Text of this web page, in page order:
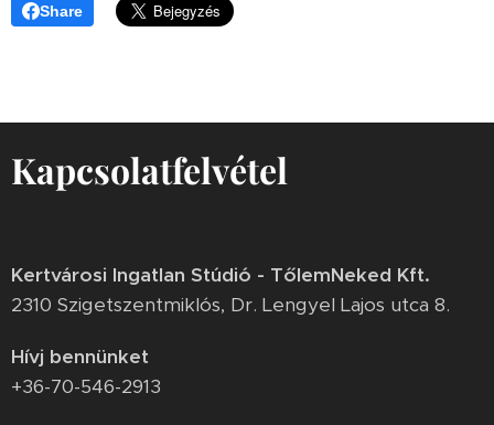
Share
Kapcsolatfelvétel
Kertvárosi Ingatlan Stúdió - TőlemNeked Kft.
2310 Szigetszentmiklós, Dr. Lengyel Lajos utca 8.
Hívj bennünket
+36-70-546-2913